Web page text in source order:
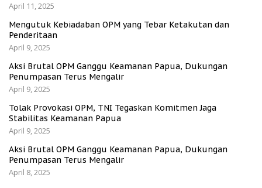
April 11, 2025
Mengutuk Kebiadaban OPM yang Tebar Ketakutan dan
Penderitaan
April 9, 2025
Aksi Brutal OPM Ganggu Keamanan Papua, Dukungan
Penumpasan Terus Mengalir
April 9, 2025
Tolak Provokasi OPM, TNI Tegaskan Komitmen Jaga
Stabilitas Keamanan Papua
April 9, 2025
Aksi Brutal OPM Ganggu Keamanan Papua, Dukungan
Penumpasan Terus Mengalir
April 8, 2025